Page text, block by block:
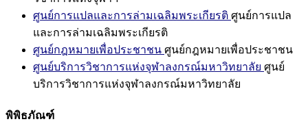
ศูนย์การแปลและการล่ามเฉลิมพระเกียรติ ศูนย์การแปล
และการล่ามเฉลิมพระเกียรติ
ศูนย์กฎหมายเพื่อประชาชน ศูนย์กฎหมายเพื่อประชาชน
ศูนย์บริการวิชาการแห่งจุฬาลงกรณ์มหาวิทยาลัย ศูนย์
บริการวิชาการแห่งจุฬาลงกรณ์มหาวิทยาลัย
พิพิธภัณฑ์